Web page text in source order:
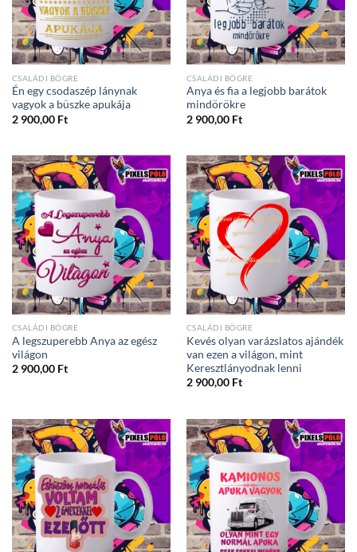
CSALÁDI BÖGRE
Én egy csodaszép lánynak
vagyok a büszke apukája
2 900,00 Ft
CSALÁDI BÖGRE
Anya és fia a legjobb barátok
mindörökre
2 900,00 Ft
CSALÁDI BÖGRE
A legszuperebb Anya az egész
világon
2 900,00 Ft
CSALÁDI BÖGRE
Kevés olyan varázslatos ajándék
van ezen a világon, mint
Keresztlányodnak lenni
2 900,00 Ft